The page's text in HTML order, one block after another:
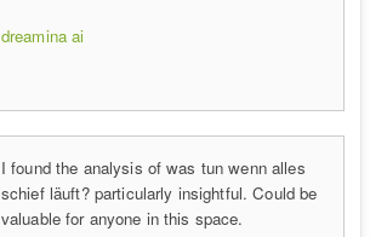
dreamina ai
I found the analysis of was tun wenn alles
schief läuft? particularly insightful. Could be
valuable for anyone in this space.